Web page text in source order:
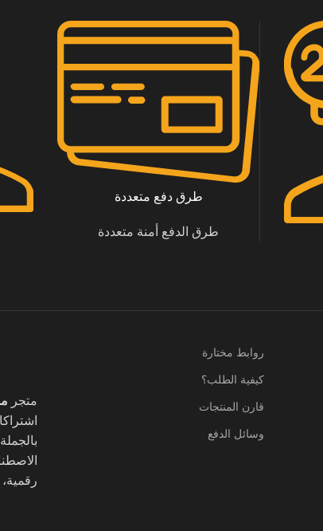
طرق دفع متعددة
طرق الدفع أمنة متعددة
روابط مختارة
كيفية الطلب؟
قارن المنتجات
وسائل الدفع
متجر